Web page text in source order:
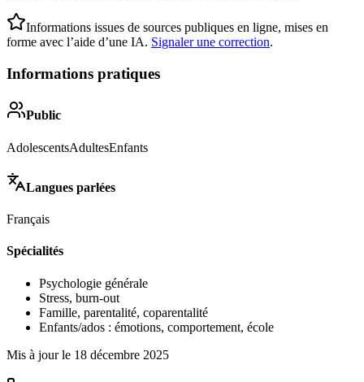
Informations issues de sources publiques en ligne, mises en
forme avec l’aide d’une IA. Signaler une correction.
Informations pratiques
Public
AdolescentsAdultesEnfants
Langues parlées
Français
Spécialités
Psychologie générale
Stress, burn-out
Famille, parentalité, coparentalité
Enfants/ados : émotions, comportement, école
Mis à jour le 18 décembre 2025